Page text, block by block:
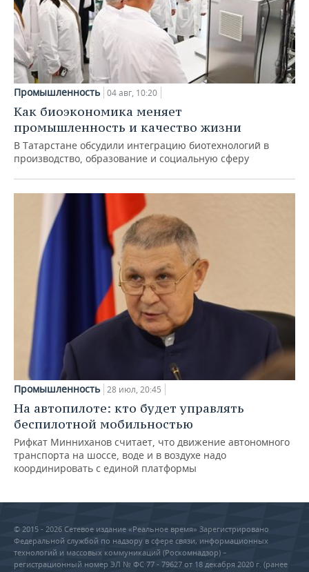
Промышленность 04 авг, 10:20
Как биоэкономика меняет
промышленность и качество жизни
В Татарстане обсудили интеграцию биотехнологий в
производство, образование и социальную сферу
Промышленность 28 июл, 20:45
На автопилоте: кто будет управлять
беспилотной мобильностью
Рифкат Минниханов считает, что движение автономного
транспорта на шоссе, воде и в воздухе надо
координировать с единой платформы
© 2015 - 2026 Сетевое издание «Реальное время» Зарегистрировано
Федеральной службой по надзору в сфере связи, информационных
технологий и массовых коммуникаций (Роскомнадзор) –
регистрационный номер ЭЛ № ФС 77 - 79627 от 18 декабря 2020 г. (ранее